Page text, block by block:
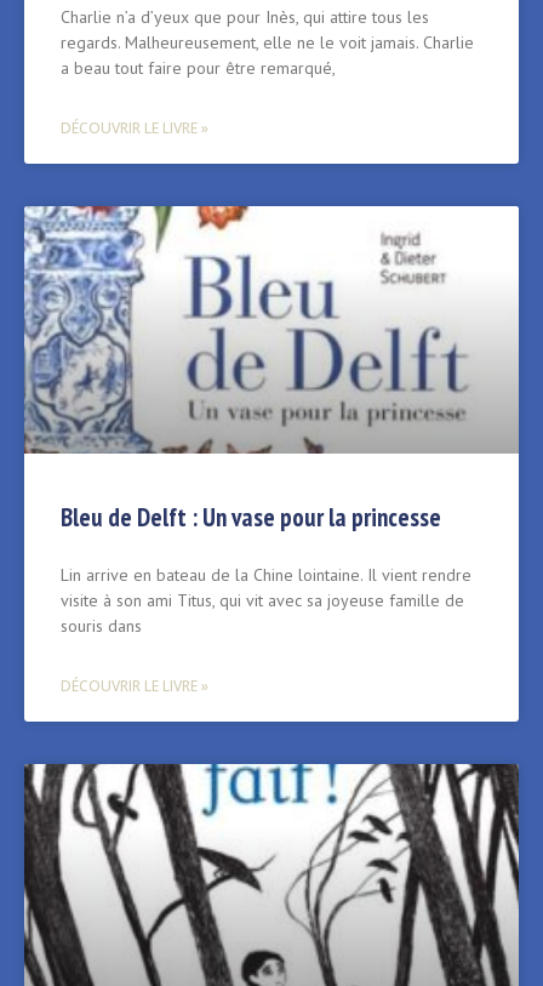
Charlie n’a d’yeux que pour Inès, qui attire tous les
regards. Malheureusement, elle ne le voit jamais. Charlie
a beau tout faire pour être remarqué,
DÉCOUVRIR LE LIVRE »
Bleu de Delft : Un vase pour la princesse
Lin arrive en bateau de la Chine lointaine. Il vient rendre
visite à son ami Titus, qui vit avec sa joyeuse famille de
souris dans
DÉCOUVRIR LE LIVRE »